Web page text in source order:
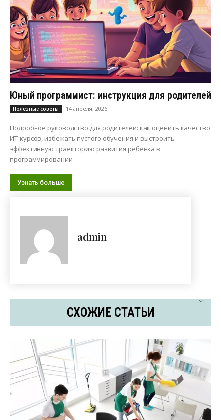
Юный программист: инструкция для родителей
Полезные советы 14 апреля, 2026
Подробное руководство для родителей: как оценить качество
ИТ-курсов, избежать пустого обучения и выстроить
эффективную траекторию развития ребёнка в
программировании
Узнать больше
admin
СХОЖИЕ СТАТЬИ